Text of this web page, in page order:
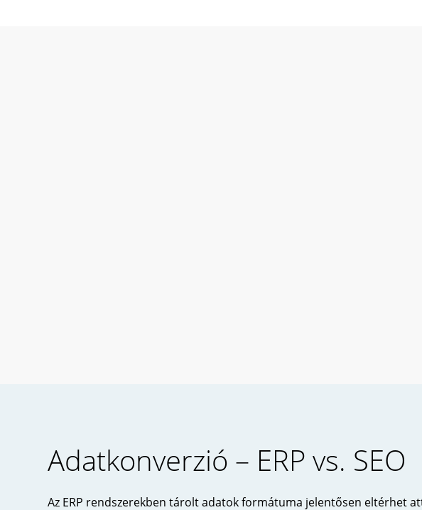
Adatkonverzió – ERP vs. SEO
Az ERP rendszerekben tárolt adatok formátuma jelentősen eltérhet